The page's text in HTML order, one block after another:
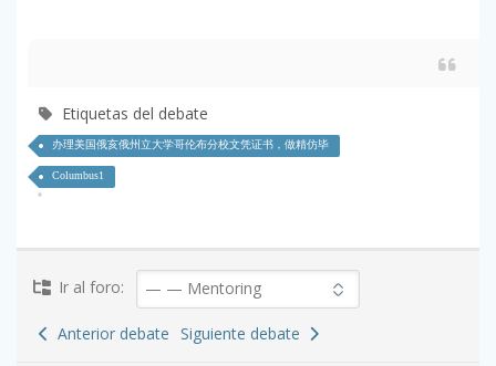
Etiquetas del debate
办理美国俄亥俄州立大学哥伦布分校文凭证书，做精仿毕
Columbus1
Ir al foro:
Anterior debate Siguiente debate